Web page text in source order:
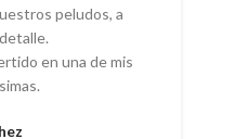
peludos, a
en una de mis